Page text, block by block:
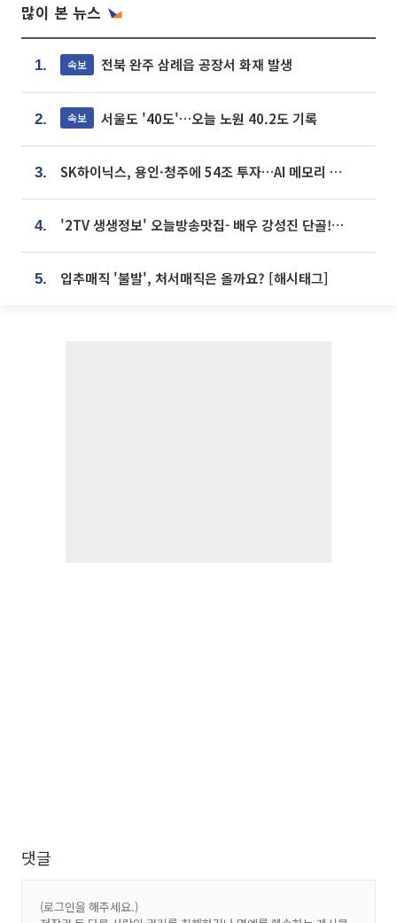
많이 본 뉴스
1. 속보 전북 완주 삼례읍 공장서 화재 발생
2. 속보 서울도 '40도'…오늘 노원 40.2도 기록
3. SK하이닉스, 용인·청주에 54조 투자…AI 메모리 생산기지 키운다
4. '2TV 생생정보' 오늘방송맛집- 배우 강성진 단골! 쌀국수ㆍ푸팟퐁 커리 맛집 '블○○○'
5. 입추매직 '불발', 처서매직은 올까요? [해시태그]
댓글